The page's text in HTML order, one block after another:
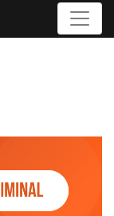
Menu